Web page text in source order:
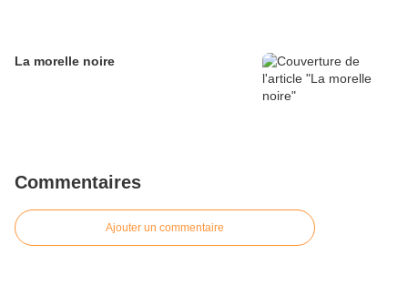
La morelle noire
Commentaires
Ajouter un commentaire